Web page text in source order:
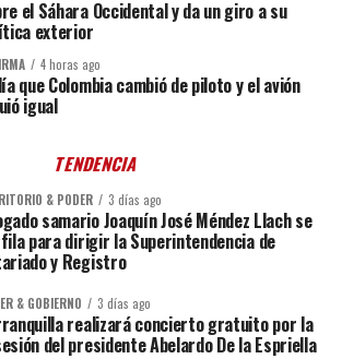
el Sáhara Occidental y da un giro a su
exterior
4 horas ago
que Colombia cambió de piloto y el avión
igual
TENDENCIA
& PODER 3 días ago
samario Joaquín José Méndez Llach se
para dirigir la Superintendencia de
y Registro
& GOBIERNO 3 días ago
realizará concierto gratuito por la
del presidente Abelardo De la Espriella